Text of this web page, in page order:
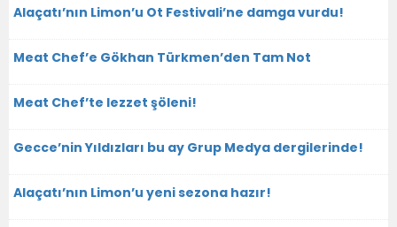
Alaçatı’nın Limon’u Ot Festivali’ne damga vurdu!
Meat Chef’e Gökhan Türkmen’den Tam Not
Meat Chef’te lezzet şöleni!
Gecce’nin Yıldızları bu ay Grup Medya dergilerinde!
Alaçatı’nın Limon’u yeni sezona hazır!